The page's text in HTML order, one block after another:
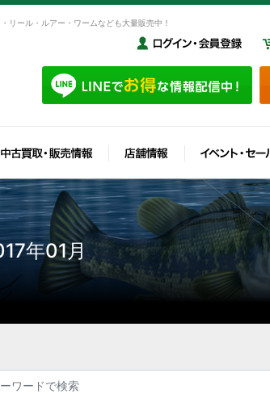
リール・ルアー・ワームなども大量販売中！
年01月